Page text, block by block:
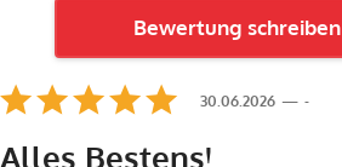
Bewertung schreiben
-
30.06.2026
Alles Bestens!